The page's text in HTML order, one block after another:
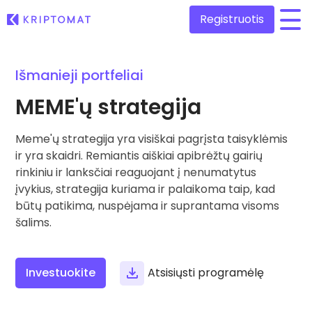
Visos kainos
Pelningiausi ir nuostolingiausi
Ieškokite investavimo galimybių
Kątik pridėta
Naujai įtraukti žetonai Kriptomat platformoje
Kas, jeigu pirkčiau už 100 €…
...šiandien jos vertė būtų
Pirkti ir parduoti kriptovaliutą
Pirkite ir rinkitės iš daugiau nei 300 kriptovaliutų
Keitimasis kriptovaliutomis
Daugiau nei 1000 porų variantų
Išmanieji portfeliai
Kriptomat piniginė
Saugi ir paprasta kriptovaliutų piniginė
Registruotis
Išmanieji portfeliai
MEME'ų strategija
Meme'ų strategija yra visiškai pagrįsta taisyklėmis
ir yra skaidri. Remiantis aiškiai apibrėžtų gairių
rinkiniu ir lanksčiai reaguojant į nenumatytus
įvykius, strategija kuriama ir palaikoma taip, kad
būtų patikima, nuspėjama ir suprantama visoms
šalims.
Investuokite Atsisiųsti programėlę